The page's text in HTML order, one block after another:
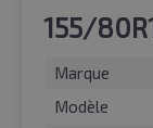
155/
Marque
Modèle